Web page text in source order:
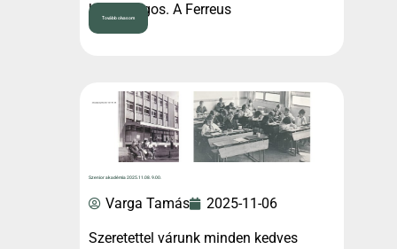
biztonságos. A Ferreus
Tovább olvasom
Szenior akadémia 2025.11.08. 9.00.
Varga Tamás 2025-11-06
Szeretettel várunk minden kedves